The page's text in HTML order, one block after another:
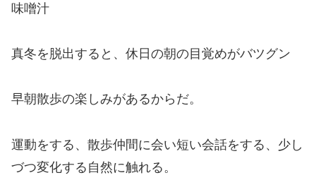
味噌汁
真冬を脱出すると、休日の朝の目覚めがバツグン
早朝散歩の楽しみがあるからだ。
運動をする、散歩仲間に会い短い会話をする、少し
づつ変化する自然に触れる。